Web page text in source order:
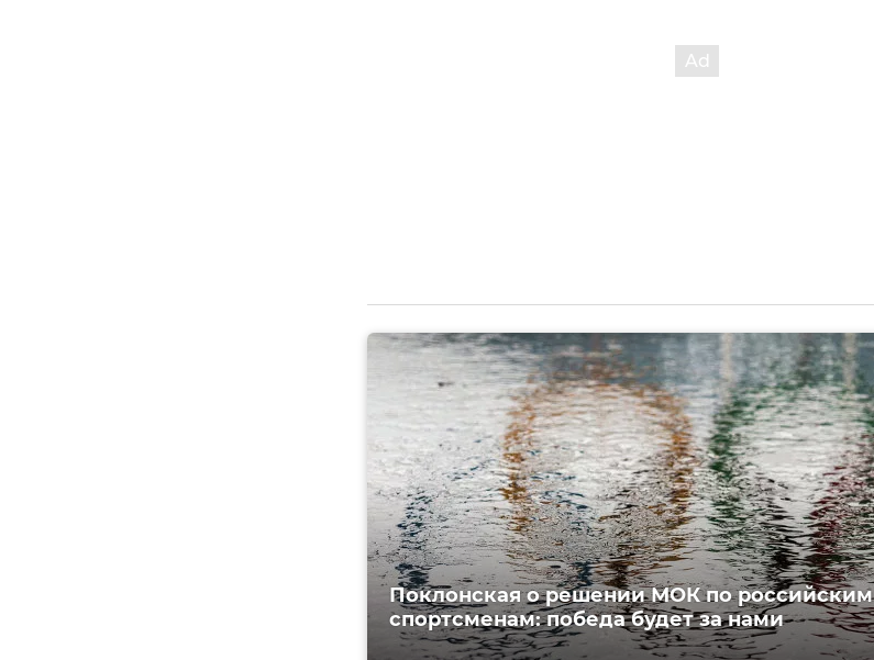
Поклонская о решении МОК по российским
спортсменам: победа будет за нами